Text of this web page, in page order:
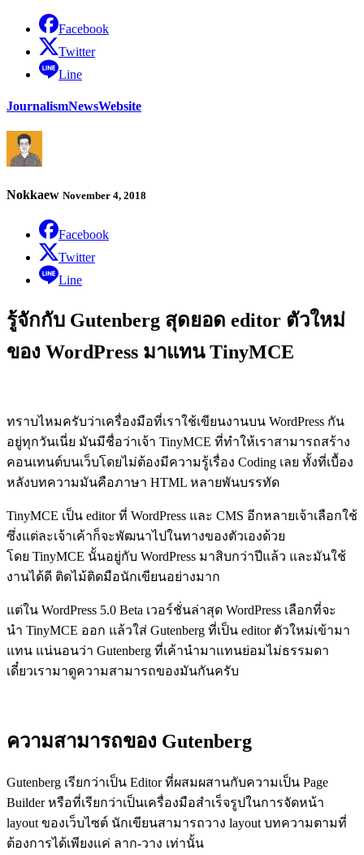
Facebook
Twitter
Line
JournalismNewsWebsite
Nokkaew November 4, 2018
Facebook
Twitter
Line
รู้จักกับ Gutenberg สุดยอด editor ตัวใหม่
ของ WordPress มาแทน TinyMCE
ทราบไหมครับว่าเครื่องมือที่เราใช้เขียนงานบน WordPress กัน
อยู่ทุกวันเนี่ย มันมีชื่อว่าเจ้า TinyMCE ที่ทำให้เราสามารถสร้าง
คอนเทนต์บนเว็บโดยไม่ต้องมีความรู้เรื่อง Coding เลย ทั้งที่เบื้อง
หลังบทความมันคือภาษา HTML หลายพันบรรทัด
TinyMCE เป็น editor ที่ WordPress และ CMS อีกหลายเจ้าเลือกใช้
ซึ่งแต่ละเจ้าเค้าก็จะพัฒนาไปในทางของตัวเองด้วย
โดย TinyMCE นั้นอยู่กับ WordPress มาสิบกว่าปีแล้ว และมันใช้
งานได้ดี ติดไม้ติดมือนักเขียนอย่างมาก
แต่ใน WordPress 5.0 Beta เวอร์ชั่นล่าสุด WordPress เลือกที่จะ
นำ TinyMCE ออก แล้วใส่ Gutenberg ที่เป็น editor ตัวใหม่เข้ามา
แทน แน่นอนว่า Gutenberg ที่เค้านำมาแทนย่อมไม่ธรรมดา
เดี๋ยวเรามาดูความสามารถของมันกันครับ
ความสามารถของ Gutenberg
Gutenberg เรียกว่าเป็น Editor ที่ผสมผสานกับความเป็น Page
Builder หรือที่เรียกว่าเป็นเครื่องมือสำเร็จรูปในการจัดหน้า
layout ของเว็บไซต์ นักเขียนสามารถวาง layout บทความตามที่
ต้องการได้เพียงแค่ ลาก-วาง เท่านั้น